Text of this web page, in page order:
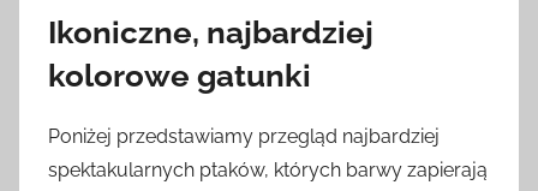
Ikoniczne, najbardziej
kolorowe gatunki
Poniżej przedstawiamy przegląd najbardziej
spektakularnych ptaków, których barwy zapierają